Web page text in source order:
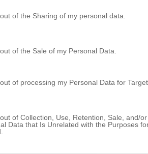
of the Sharing of my personal data.
of the Sale of my Personal Data.
of processing my Personal Data for
of Collection, Use, Retention, Sale, and/
Data that Is Unrelated with the Purposes